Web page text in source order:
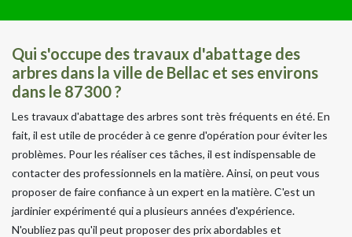
Qui s'occupe des travaux d'abattage des
arbres dans la ville de Bellac et ses environs
dans le 87300 ?
Les travaux d'abattage des arbres sont très fréquents en été. En
fait, il est utile de procéder à ce genre d'opération pour éviter les
problèmes. Pour les réaliser ces tâches, il est indispensable de
contacter des professionnels en la matière. Ainsi, on peut vous
proposer de faire confiance à un expert en la matière. C'est un
jardinier expérimenté qui a plusieurs années d'expérience.
N'oubliez pas qu'il peut proposer des prix abordables et